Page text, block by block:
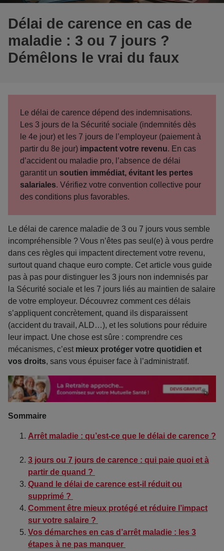
Délai de carence en cas de
maladie : 3 ou 7 jours ?
Démêlons le vrai du faux
Le délai de carence dépend des indemnisations.
Les 3 jours de la Sécurité sociale (indemnités dès
le 4e jour) et les 7 jours de l’employeur (paiement à
partir du 8e jour) impactent votre revenu. En cas
d’accident ou maladie pro, l’absence de délai
garantit un soutien immédiat, évitant les pertes
salariales. Vérifiez votre convention collective pour
des conditions plus favorables.
Le délai de carence maladie de 3 ou 7 jours vous semble
incompréhensible ? Vous n’êtes pas seul(e) à vous perdre
dans ces règles qui impactent directement votre revenu,
surtout quand chaque euro compte. Cet article vous guide
pas à pas pour distinguer les 3 jours non indemnisés par
la Sécurité sociale et les 7 jours liés au maintien de salaire
de votre employeur. Découvrez comment ces délais
s’appliquent concrètement, quand ils disparaissent
(accident du travail, ALD…), et les solutions pour réduire
leur impact. Une chose est sûre : comprendre ces
mécanismes, c’est mieux protéger votre quotidien et
vos droits, sans vous épuiser face à l’administratif.
Sommaire
Arrêt maladie : qu’est-ce que le délai de carence ?
3 jours ou 7 jours de carence : qui paie quoi et à
partir de quand ?
Quand le délai de carence est-il réduit ou
supprimé ?
Comment être mieux protégé et réduire l’impact
sur votre salaire ?
Vos démarches en cas d’arrêt maladie : les 3
étapes à ne pas manquer